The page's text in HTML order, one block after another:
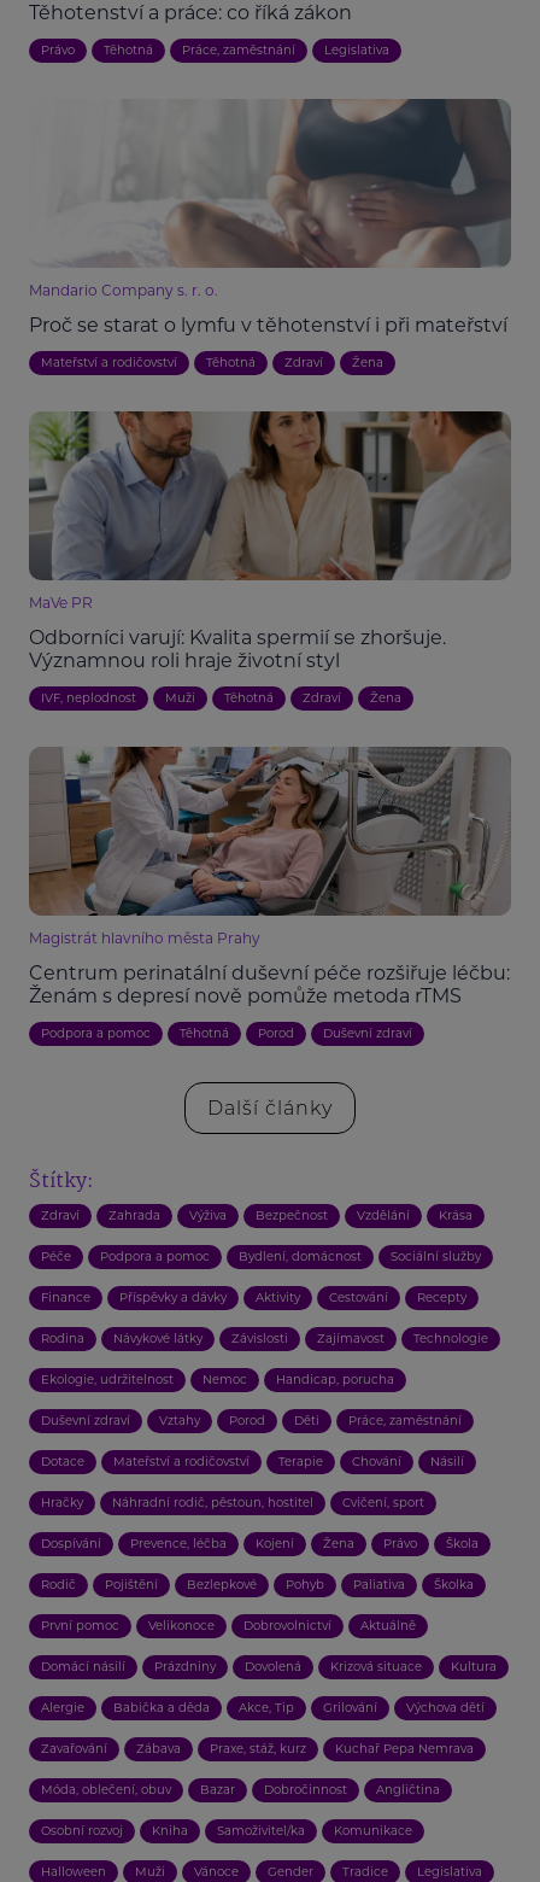
Těhotenství a práce: co říká zákon
Právo Těhotná Práce, zaměstnání Legislativa
Mandario Company s. r. o.
Proč se starat o lymfu v těhotenství i při mateřství
Mateřství a rodičovství Těhotná Zdraví Žena
MaVe PR
Odborníci varují: Kvalita spermií se zhoršuje.
Významnou roli hraje životní styl
IVF, neplodnost Muži Těhotná Zdraví Žena
Magistrát hlavního města Prahy
Centrum perinatální duševní péče rozšiřuje léčbu:
Ženám s depresí nově pomůže metoda rTMS
Podpora a pomoc Těhotná Porod Duševní zdraví
Další články
Štítky:
Zdraví Zahrada Výživa Bezpečnost Vzdělání Krása
Péče Podpora a pomoc Bydlení, domácnost Sociální služby
Finance Příspěvky a dávky Aktivity Cestování Recepty
Rodina Návykové látky Závislosti Zajímavost Technologie
Ekologie, udržitelnost Nemoc Handicap, porucha
Duševní zdraví Vztahy Porod Děti Práce, zaměstnání
Dotace Mateřství a rodičovství Terapie Chování Násilí
Hračky Náhradní rodič, pěstoun, hostitel Cvičení, sport
Dospívání Prevence, léčba Kojení Žena Právo Škola
Rodič Pojištění Bezlepkové Pohyb Paliativa Školka
První pomoc Velikonoce Dobrovolnictví Aktuálně
Domácí násilí Prázdniny Dovolená Krizová situace Kultura
Alergie Babička a děda Akce, Tip Grilování Výchova dětí
Zavařování Zábava Praxe, stáž, kurz Kuchař Pepa Nemrava
Móda, oblečení, obuv Bazar Dobročinnost Angličtina
Osobní rozvoj Kniha Samoživitel/ka Komunikace
Halloween Muži Vánoce Gender Tradice Legislativa